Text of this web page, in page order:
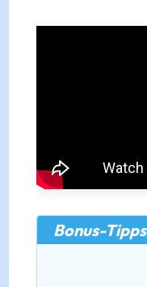
Bonus-Tipps